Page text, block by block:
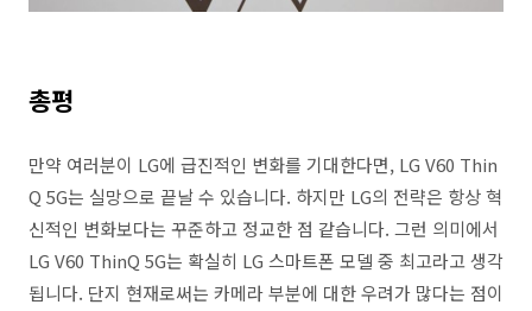
총평
만약 여러분이 LG에 급진적인 변화를 기대한다면, LG V60 Thin
Q 5G는 실망으로 끝날 수 있습니다. 하지만 LG의 전략은 항상 혁
신적인 변화보다는 꾸준하고 정교한 점 같습니다. 그런 의미에서
LG V60 ThinQ 5G는 확실히 LG 스마트폰 모델 중 최고라고 생각
됩니다. 단지 현재로써는 카메라 부분에 대한 우려가 많다는 점이